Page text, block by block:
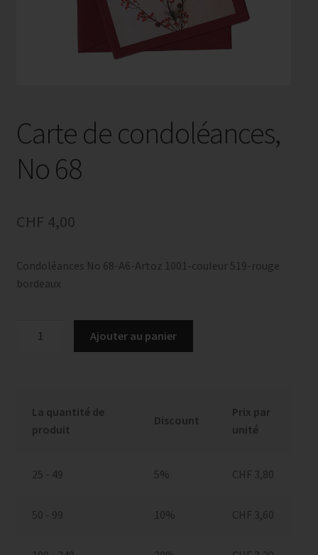
Carte de condoléances,
No 68
CHF 4,00
Condoléances No 68-A6-Artoz 1001-couleur 519-rouge
bordeaux
Ajouter au panier
La quantité de
produit
Discount
Prix par
unité
25 - 49 5% CHF 3,80
50 - 99 10% CHF 3,60